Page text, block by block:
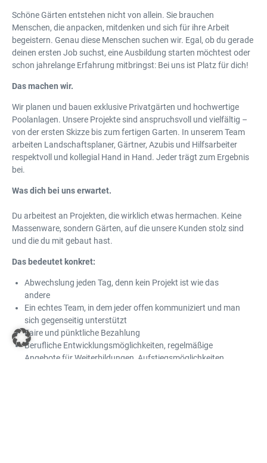
Schöne Gärten entstehen nicht von allein. Sie brauchen
Menschen, die anpacken, mitdenken und sich für ihre Arbeit
begeistern. Genau diese Menschen suchen wir. Egal, ob du gerade
deinen ersten Job suchst, eine Ausbildung starten möchtest oder
schon jahrelange Erfahrung mitbringst: Bei uns ist Platz für dich!
Das machen wir.
Wir planen und bauen exklusive Privatgärten und hochwertige
Poolanlagen. Unsere Projekte sind anspruchsvoll und vielfältig –
von der ersten Skizze bis zum fertigen Garten. In unserem Team
arbeiten Landschaftsplaner, Gärtner, Azubis und Hilfsarbeiter
respektvoll und kollegial Hand in Hand. Jeder trägt zum Ergebnis
bei.
Was dich bei uns erwartet.
Du arbeitest an Projekten, die wirklich etwas hermachen. Keine
Massenware, sondern Gärten, auf die unsere Kunden stolz sind
und die du mit gebaut hast.
Das bedeutet konkret:
Abwechslung jeden Tag, denn kein Projekt ist wie das
andere
Ein echtes Team, in dem jeder offen kommuniziert und man
sich gegenseitig unterstützt
Faire und pünktliche Bezahlung
Berufliche Entwicklungsmöglichkeiten, regelmäßige
Angebote für Weiterbildungen, Aufstiegsmöglichkeiten